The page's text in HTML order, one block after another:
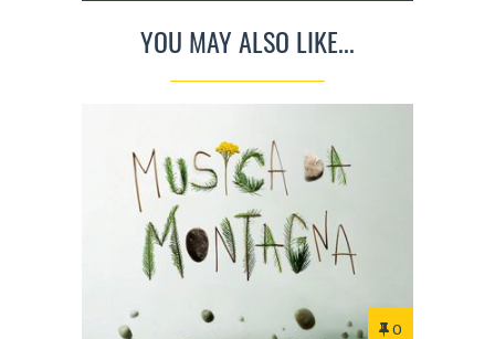
YOU MAY ALSO LIKE...
0